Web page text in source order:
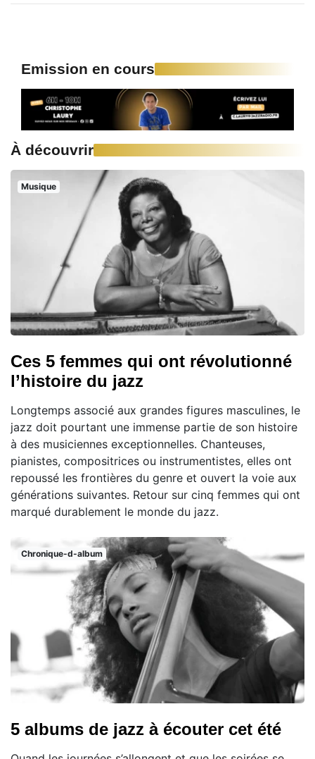
Emission en cours
À découvrir
Musique
Ces 5 femmes qui ont révolutionné
l’histoire du jazz
Longtemps associé aux grandes figures masculines, le
jazz doit pourtant une immense partie de son histoire
à des musiciennes exceptionnelles. Chanteuses,
pianistes, compositrices ou instrumentistes, elles ont
repoussé les frontières du genre et ouvert la voie aux
générations suivantes. Retour sur cinq femmes qui ont
marqué durablement le monde du jazz.
Chronique-d-album
5 albums de jazz à écouter cet été